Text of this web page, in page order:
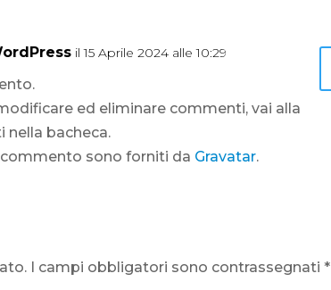
il 15 Aprile 2024 alle 10:29
ed eliminare commenti, vai alla
nella bacheca.
commento sono forniti da Gravatar.
I campi obbligatori sono contrassegnati*